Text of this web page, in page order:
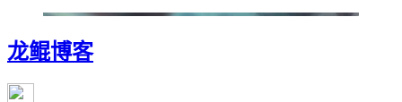
龙鲲博客